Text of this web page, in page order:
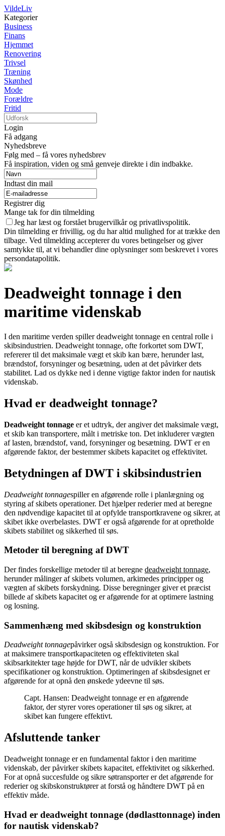
VildeLiv
Kategorier
Business
Finans
Hjemmet
Renovering
Trivsel
Træning
Skønhed
Mode
Forældre
Fritid
Login
Få adgang
Nyhedsbreve
Følg med – få vores nyhedsbrev
Få inspiration, viden og små genveje direkte i din indbakke.
Indtast din mail
Registrer dig
Mange tak for din tilmelding
Jeg har læst og forstået brugervilkår og privatlivspolitik.
Din tilmelding er frivillig, og du har altid mulighed for at trække den
tilbage. Ved tilmelding accepterer du vores betingelser og giver
samtykke til, at vi behandler dine oplysninger som beskrevet i vores
persondatapolitik.
Deadweight tonnage i den
maritime videnskab
I den maritime verden spiller deadweight tonnage en central rolle i
skibsindustrien. Deadweight tonnage, ofte forkortet som DWT,
refererer til det maksimale vægt et skib kan bære, herunder last,
brændstof, forsyninger og besætning, uden at det påvirker dets
stabilitet. Lad os dykke ned i denne vigtige faktor inden for nautisk
videnskab.
Hvad er deadweight tonnage?
Deadweight tonnage er et udtryk, der angiver det maksimale vægt,
et skib kan transportere, målt i metriske ton. Det inkluderer vægten
af lasten, brændstof, vand, forsyninger og besætning. DWT er en
afgørende faktor, der bestemmer skibets kapacitet og effektivitet.
Betydningen af DWT i skibsindustrien
Deadweight tonnagespiller en afgørende rolle i planlægning og
styring af skibets operationer. Det hjælper rederier med at beregne
den nødvendige kapacitet til at opfylde transportkravene og sikrer, at
skibet ikke overbelastes. DWT er også afgørende for at opretholde
skibets stabilitet og sikkerhed til søs.
Metoder til beregning af DWT
Der findes forskellige metoder til at beregne deadweight tonnage,
herunder målinger af skibets volumen, arkimedes principper og
vægten af skibets forskydning. Disse beregninger giver et præcist
billede af skibets kapacitet og er afgørende for at optimere lastning
og losning.
Sammenhæng med skibsdesign og konstruktion
Deadweight tonnagepåvirker også skibsdesign og konstruktion. For
at maksimere transportkapaciteten og effektiviteten skal
skibsarkitekter tage højde for DWT, når de udvikler skibets
specifikationer og konstruktion. Optimeringen af skibsdesignet er
afgørende for at opnå den ønskede ydeevne til søs.
Capt. Hansen: Deadweight tonnage er en afgørende
faktor, der styrer vores operationer til søs og sikrer, at
skibet kan fungere effektivt.
Afsluttende tanker
Deadweight tonnage er en fundamental faktor i den maritime
videnskab, der påvirker skibets kapacitet, effektivitet og sikkerhed.
For at opnå succesfulde og sikre søtransporter er det afgørende for
rederier og skibskonstruktører at forstå og håndtere DWT på en
effektiv måde.
Hvad er deadweight tonnage (dødlasttonnage) inden
for nautisk videnskab?